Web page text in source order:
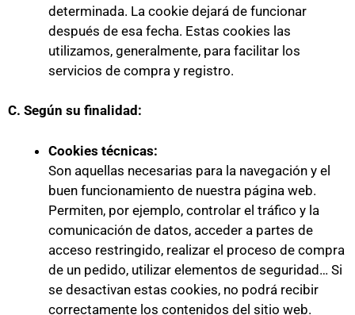
determinada. La cookie dejará de funcionar
después de esa fecha. Estas cookies las
utilizamos, generalmente, para facilitar los
servicios de compra y registro.
C. Según su finalidad:
Cookies técnicas:
Son aquellas necesarias para la navegación y el
buen funcionamiento de nuestra página web.
Permiten, por ejemplo, controlar el tráfico y la
comunicación de datos, acceder a partes de
acceso restringido, realizar el proceso de compra
de un pedido, utilizar elementos de seguridad… Si
se desactivan estas cookies, no podrá recibir
correctamente los contenidos del sitio web.